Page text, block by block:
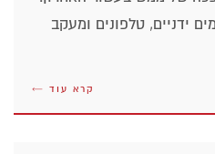
ידניים, טלפונים ומעקב
קרא עוד ←